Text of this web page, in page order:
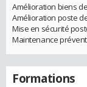
Amélioration biens
Amélioration poste
Mise en sécurité
Maintenance
Formations